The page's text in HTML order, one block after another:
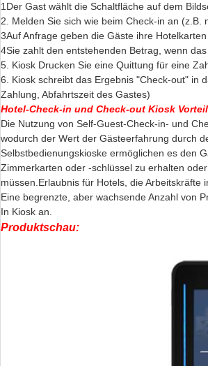
1Der Gast wählt die Schaltfläche auf dem
2. Melden Sie sich wie beim Check-in an
3Auf Anfrage geben die Gäste ihre Hotelkarten
4Sie zahlt den entstehenden Betrag, wenn
5. Kiosk Drucken Sie eine Quittung für eine
6. Kiosk schreibt das Ergebnis "Check-out" in
Zahlung, Abfahrtszeit des Gastes)
Hotel-Check-in und Check-out Kiosk
Die Nutzung von Self-Guest-Check-in- und
wodurch der Wert der Gästeerfahrung durch
Selbstbedienungskioske ermöglichen es den
Zimmerkarten oder -schlüssel zu erhalten
müssen.Erlaubnis für Hotels, die Arbeitskräfte
Eine begrenzte, aber wachsende Anzahl von
In Kiosk an.
Produktschau: